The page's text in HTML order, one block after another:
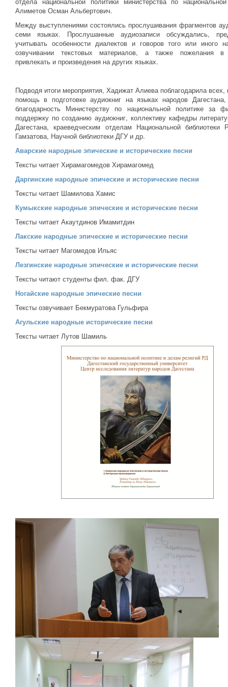
Алиметов Осман Альбертович.
Между выступлениями состоялись прослушивания фрагментов
семи языках. Прослушанные аудиозаписи обсуждались,
учитывать особенности диалектов и говоров того или иного
озвучивании текстовых материалов, а также пожелания
привлекать и произведения на других языках.
Подводя итоги мероприятия, Хадижат Алиева поблагодарила всех,
помощь в подготовке аудиокниг на языках народов
благодарность Министерству по национальной политике за
поддержку по созданию аудиокниг, коллективу кафедры
Дагестана, краеведческим отделам Национальной
Гамзатова, Научной библиотеки ДГУ и др.
Аварские народные эпические и исторические песни
Тексты читает Хирамагомедов Хирамагомед
Даргинские народные эпические и исторические песни
Тексты читает Шамилова Хамис
Кумыкские народные эпические и исторические песни
Тексты читает Акаутдинов Имамитдин
Лакские народные эпические и исторические песни
Тексты читает Магомедов Ильяс
Лезгинские народные эпические и исторические песни
Тексты читают студенты фил. фак. ДГУ
Ногайские народные эпические песни
Тексты озвучивает Бекмуратова Гульфира
Агульские народные исторические песни
Тексты читает Лутов Шамиль